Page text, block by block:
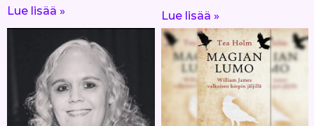
Lue lisää » Lue lisää »